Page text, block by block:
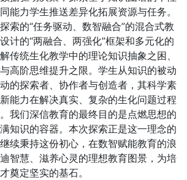
能力学生推送差异化拓展资源与任务。
索的“任务驱动、数智融合”的混合式教
计的“两融合、两强化”框架和多元化的
传统生化教学中的理论知识抽象之困、
高阶思维提升之限。学生从知识的被动
的探索者、协作者与创造者，其科学素
能力在解决真实、复杂的生化问题过程
我们深信教育的最终目的是点燃思想的
知识的容器。本次探索正是这一理念的
续秉持这份初心，在数智赋能教育的浪
智慧、滋养心灵的理想教育图景，为培
奠定坚实的基石。